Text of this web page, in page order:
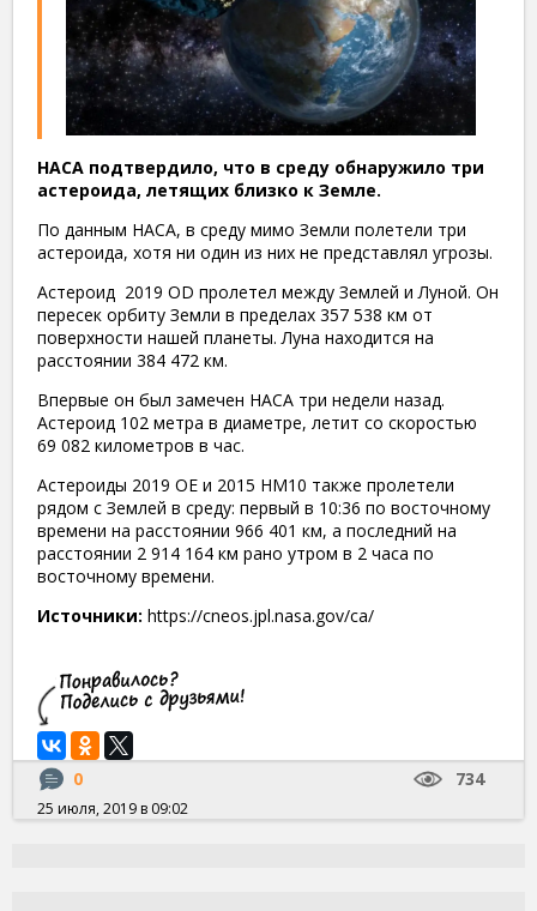
НАСА подтвердило, что в среду обнаружило три
астероида, летящих близко к Земле.
По данным НАСА, в среду мимо Земли полетели три
астероида, хотя ни один из них не представлял угрозы.
Астероид 2019 OD пролетел между Землей и Луной. Он
пересек орбиту Земли в пределах 357 538 км от
поверхности нашей планеты. Луна находится на
расстоянии 384 472 км.
Впервые он был замечен НАСА три недели назад.
Астероид 102 метра в диаметре, летит со скоростью
69 082 километров в час.
Астероиды 2019 OE и 2015 HM10 также пролетели
рядом с Землей в среду: первый в 10:36 по восточному
времени на расстоянии 966 401 км, а последний на
расстоянии 2 914 164 км рано утром в 2 часа по
восточному времени.
Источники: https://cneos.jpl.nasa.gov/ca/
0 734
25 июля, 2019 в 09:02